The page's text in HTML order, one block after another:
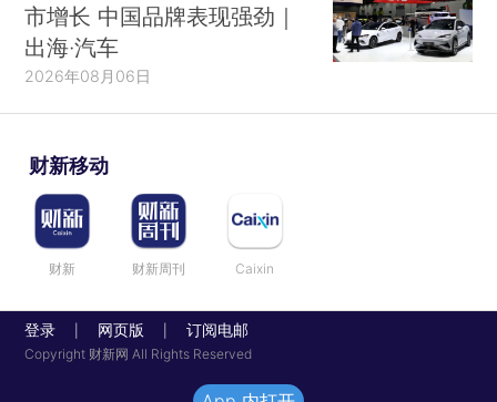
市增长 中国品牌表现强劲｜
出海·汽车
2026年08月06日
财新移动
财新 财新周刊 Caixin
登录 网页版 订阅电邮
Copyright 财新网 All Rights Reserved